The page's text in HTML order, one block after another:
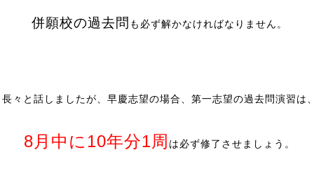
併願校の過去問 も必ず解かなければなりません。
長々と話しましたが、早慶志望の場合、第一志望の過去問演習は、
8月中に10年分1周 は必ず修了させましょう。